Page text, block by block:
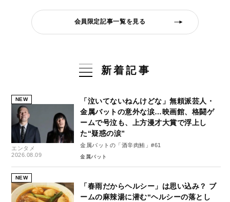
会員限定記事一覧を見る
新着記事
NEW
エンタメ
2026.08.09
「泣いてないねんけどな」無頼派芸人・
金属バットの意外な涙…映画館、格闘ゲ
ームで号泣も、上方漫才大賞で浮上し
た“疑惑の涙”
金属バットの「酒辛肉鮪」#61
金属バット
NEW
「春雨だからヘルシー」は思い込み？ ブ
ームの麻辣湯に潜む“ヘルシーの落とし